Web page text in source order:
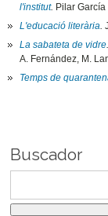
l'institut. Pilar
L'educació literària.
La sabateta de vidre.
A. Fernández, M.
Temps de
Buscador